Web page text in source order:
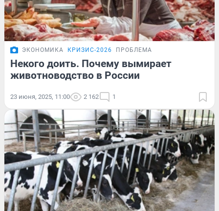
ЭКОНОМИКА КРИЗИС-2026 ПРОБЛЕМА
Некого доить. Почему вымирает
животноводство в России
23 июня, 2025, 11:00 2 162 1